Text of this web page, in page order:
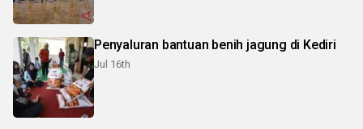
Penyaluran bantuan benih jagung di Kediri
Jul 16th